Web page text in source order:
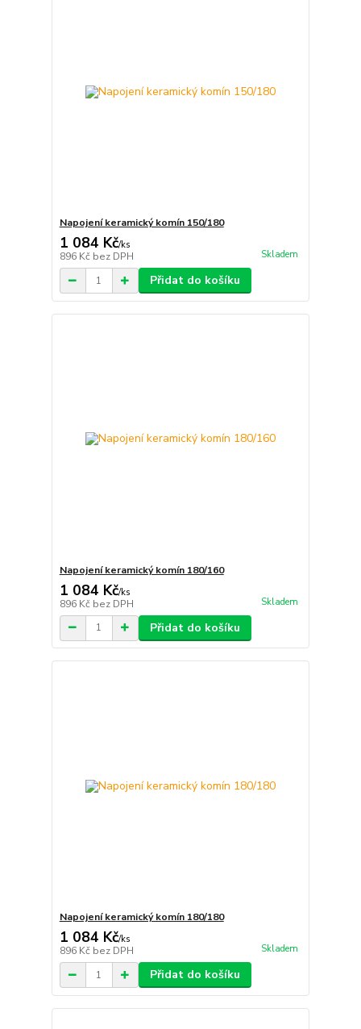
Napojení keramický komín 150/180
1 084 Kč/ks
896 Kč bez DPH Skladem
Přidat do košíku
Napojení keramický komín 180/160
1 084 Kč/ks
896 Kč bez DPH Skladem
Přidat do košíku
Napojení keramický komín 180/180
1 084 Kč/ks
896 Kč bez DPH Skladem
Přidat do košíku